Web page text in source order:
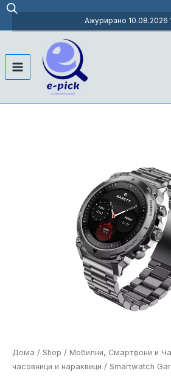
Skip
content
Ажурирано 10.08.2026
Main
Дома / Shop / Мобилни, Смартфони и
часовници и нараквици / Smartwatch